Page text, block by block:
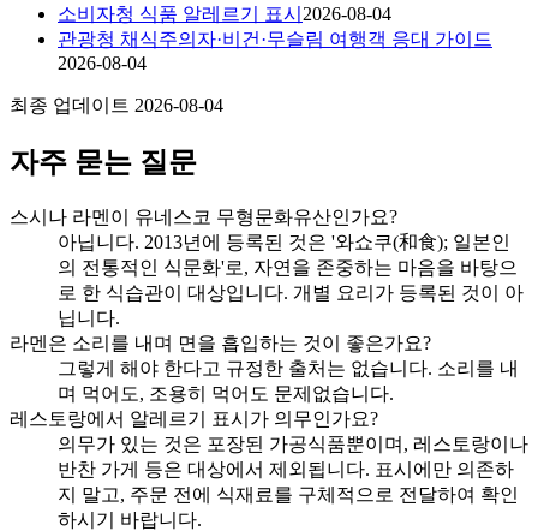
소비자청 식품 알레르기 표시 2026-08-04
관광청 채식주의자·비건·무슬림 여행객 응대 가이드
2026-08-04
최종 업데이트 2026-08-04
자주 묻는 질문
스시나 라멘이 유네스코 무형문화유산인가요?
아닙니다. 2013년에 등록된 것은 '와쇼쿠(和食); 일본인
의 전통적인 식문화'로, 자연을 존중하는 마음을 바탕으
로 한 식습관이 대상입니다. 개별 요리가 등록된 것이 아
닙니다.
라멘은 소리를 내며 면을 흡입하는 것이 좋은가요?
그렇게 해야 한다고 규정한 출처는 없습니다. 소리를 내
며 먹어도, 조용히 먹어도 문제없습니다.
레스토랑에서 알레르기 표시가 의무인가요?
의무가 있는 것은 포장된 가공식품뿐이며, 레스토랑이나
반찬 가게 등은 대상에서 제외됩니다. 표시에만 의존하
지 말고, 주문 전에 식재료를 구체적으로 전달하여 확인
하시기 바랍니다.